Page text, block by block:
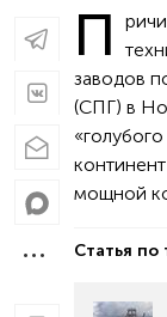
П
заводов
(СПГ) в
мощной
Статья по